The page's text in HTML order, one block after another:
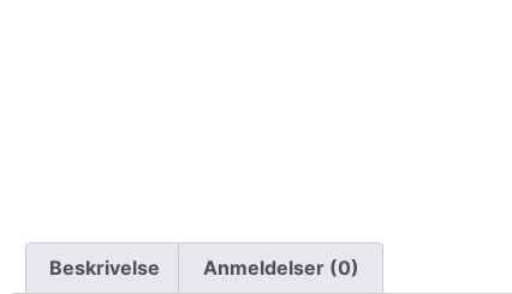
Beskrivelse Anmeldelser (0)